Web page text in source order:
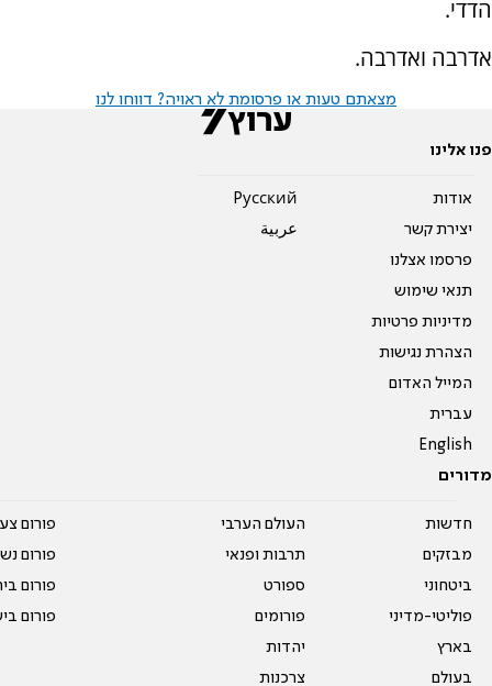
הדדי.
אדרבה ואדרבה.
מצאתם טעות או פרסומת לא ראויה? דווחו לנו
פנו אלינו
אודות
יצירת קשר
פרסמו אצלנו
תנאי שימוש
מדיניות פרטיות
הצהרת נגישות
המייל האדום
עברית
English
Pусский
عربية
מדורים
חדשות
מבזקים
ביטחוני
פוליטי-מדיני
בארץ
בעולם
העולם הערבי
תרבות ופנאי
ספורט
פורומים
יהדות
צרכנות
פורום
פורום
פורום
פורום